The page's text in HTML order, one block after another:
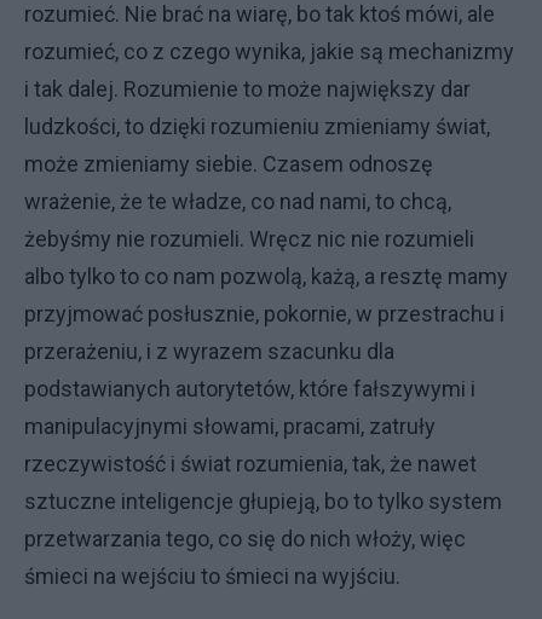
rozumieć. Nie brać na wiarę, bo tak ktoś mówi, ale
rozumieć, co z czego wynika, jakie są mechanizmy
i tak dalej. Rozumienie to może największy dar
ludzkości, to dzięki rozumieniu zmieniamy świat,
może zmieniamy siebie. Czasem odnoszę
wrażenie, że te władze, co nad nami, to chcą,
żebyśmy nie rozumieli. Wręcz nic nie rozumieli
albo tylko to co nam pozwolą, każą, a resztę mamy
przyjmować posłusznie, pokornie, w przestrachu i
przerażeniu, i z wyrazem szacunku dla
podstawianych autorytetów, które fałszywymi i
manipulacyjnymi słowami, pracami, zatruły
rzeczywistość i świat rozumienia, tak, że nawet
sztuczne inteligencje głupieją, bo to tylko system
przetwarzania tego, co się do nich włoży, więc
śmieci na wejściu to śmieci na wyjściu.